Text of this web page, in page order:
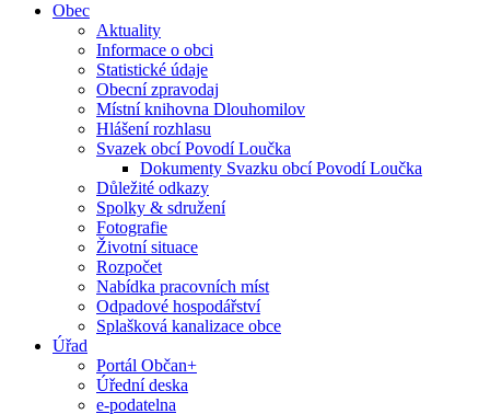
Obec
Aktuality
Informace o obci
Statistické údaje
Obecní zpravodaj
Místní knihovna Dlouhomilov
Hlášení rozhlasu
Svazek obcí Povodí Loučka
Dokumenty Svazku obcí Povodí Loučka
Důležité odkazy
Spolky & sdružení
Fotografie
Životní situace
Rozpočet
Nabídka pracovních míst
Odpadové hospodářství
Splašková kanalizace obce
Úřad
Portál Občan+
Úřední deska
e-podatelna